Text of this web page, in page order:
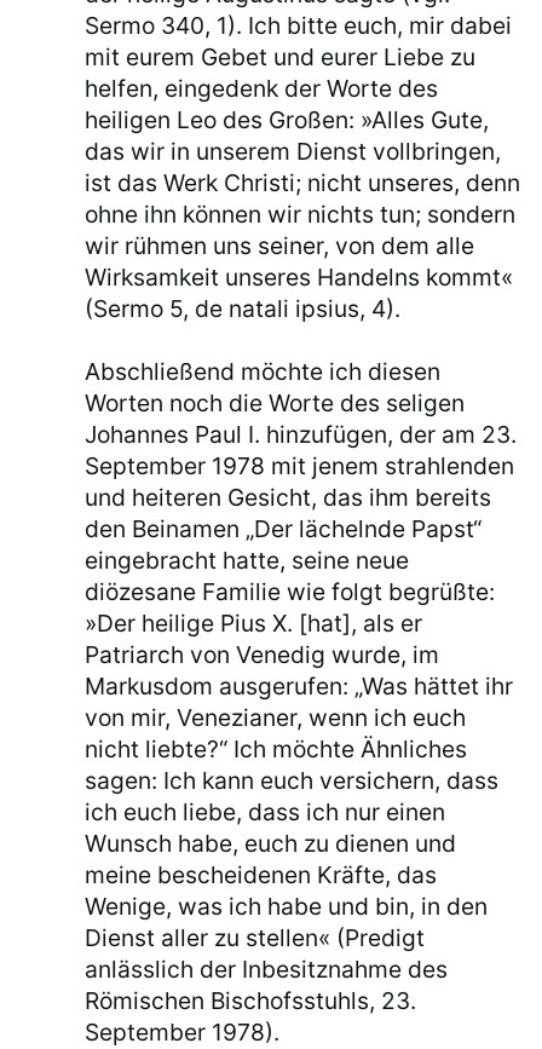
Sermo 340, 1). Ich bitte euch, mir dabei
mit eurem Gebet und eurer Liebe zu
helfen, eingedenk der Worte des
heiligen Leo des Großen: »Alles Gute,
das wir in unserem Dienst vollbringen,
ist das Werk Christi; nicht unseres, denn
ohne ihn können wir nichts tun; sondern
wir rühmen uns seiner, von dem alle
Wirksamkeit unseres Handelns kommt«
(Sermo 5, de natali ipsius, 4).
Abschließend möchte ich diesen
Worten noch die Worte des seligen
Johannes Paul I. hinzufügen, der am 23.
September 1978 mit jenem strahlenden
und heiteren Gesicht, das ihm bereits
den Beinamen „Der lächelnde Papst“
eingebracht hatte, seine neue
diözesane Familie wie folgt begrüßte:
»Der heilige Pius X. [hat], als er
Patriarch von Venedig wurde, im
Markusdom ausgerufen: „Was hättet ihr
von mir, Venezianer, wenn ich euch
nicht liebte?“ Ich möchte Ähnliches
sagen: Ich kann euch versichern, dass
ich euch liebe, dass ich nur einen
Wunsch habe, euch zu dienen und
meine bescheidenen Kräfte, das
Wenige, was ich habe und bin, in den
Dienst aller zu stellen« (Predigt
anlässlich der Inbesitznahme des
Römischen Bischofsstuhls, 23.
September 1978).